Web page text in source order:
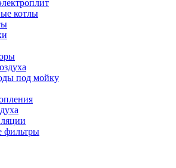
котлы
под мойку
фильтры